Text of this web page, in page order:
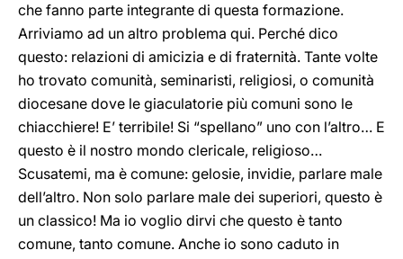
che fanno parte integrante di questa formazione.
Arriviamo ad un altro problema qui. Perché dico
questo: relazioni di amicizia e di fraternità. Tante volte
ho trovato comunità, seminaristi, religiosi, o comunità
diocesane dove le giaculatorie più comuni sono le
chiacchiere! E’ terribile! Si “spellano” uno con l’altro… E
questo è il nostro mondo clericale, religioso…
Scusatemi, ma è comune: gelosie, invidie, parlare male
dell’altro. Non solo parlare male dei superiori, questo è
un classico! Ma io voglio dirvi che questo è tanto
comune, tanto comune. Anche io sono caduto in